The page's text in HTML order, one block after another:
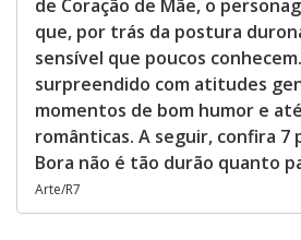
de Coração de Mãe, o
que, por trás da postura
sensível que poucos
surpreendido com atitudes
momentos de bom humor e
românticas. A seguir, confira 7
Bora não é tão durão quanto
Arte/R7